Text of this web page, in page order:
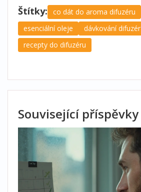
Štítky: co dát do aroma difuzéru
esenciální oleje
dávkování difuzér
recepty do difuzéru
Související příspěvky